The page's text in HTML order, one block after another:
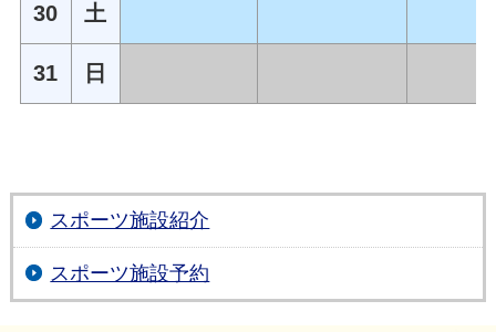
30 土
31 日
スポーツ施設紹介
スポーツ施設予約